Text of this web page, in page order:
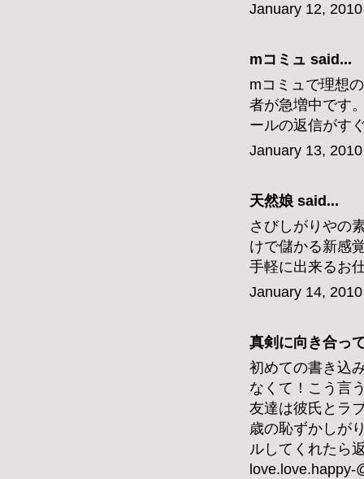
January 12,
mコミュ said...
mコミュで理想
者が急増中です
ールの返信がす
January 13,
天然娘 said...
さびしがりやの
けで儲かる新感
手軽に出来るお
January 14,
真剣に向き合っ
初めての書き込
なくて！こう言
友達は彼氏とラ
歳の恥ずかしが
ルしてくれたら
love.love.happy-